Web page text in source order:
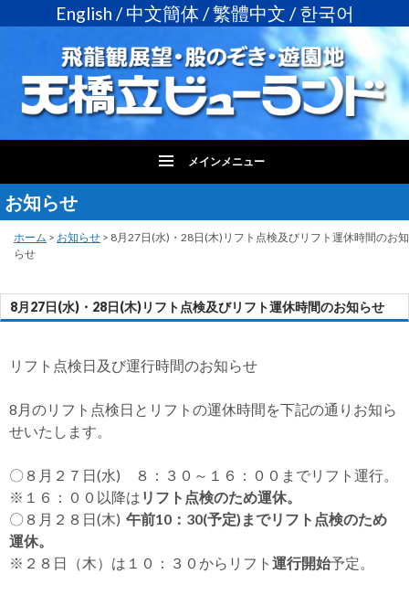
English /中文簡体 /繁體中文 /한국어
メインメニュー
コ
ン
テ
ン
へ
ス
プ
お知らせ
ホーム > お知らせ > 8月27日(水)・28日(木)リフト点検及びリフト運休時間のお知
らせ
8月27日(水)・28日(木)リフト点検及びリフト運休時間のお知らせ
リフト点検日及び運行時間のお知らせ
8月のリフト点検日とリフトの運休時間を下記の通りお知ら
せいたします。
〇８月２７日(水) ８：３０～１６：００までリフト運行。
※１６：００以降は リフト点検のため運休。
〇８月２８日(木) 午前10：30(予定)までリフト点検のため
運休。
※２８日（木）は１０：３０からリフト 運行開始予定。